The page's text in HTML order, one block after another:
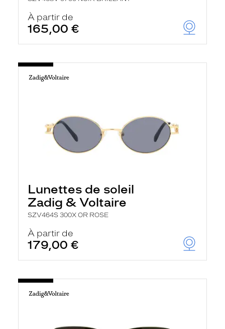
À partir de
165,00 €
Lunettes de soleil
Zadig & Voltaire
SZV464S 300X OR ROSE
À partir de
179,00 €